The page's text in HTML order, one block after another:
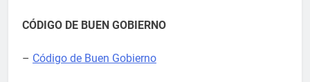
CÓDIGO DE BUEN GOBIERNO
– Código de Buen Gobierno